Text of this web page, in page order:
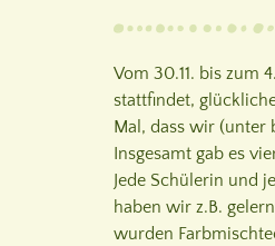
Vom 30.11. bis zum
stattfindet,
Mal, dass wir (unter
Insgesamt gab es
Jede Schülerin und
haben wir z.B.
wurden